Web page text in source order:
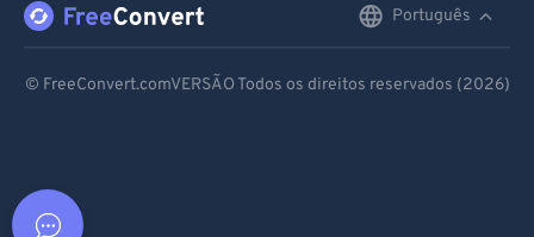
Português
© FreeConvert.comVERSÃO Todos os direitos reservados (2026)